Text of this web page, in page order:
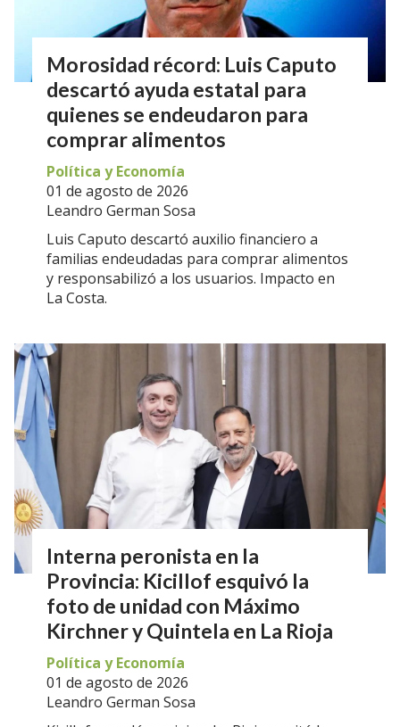
Morosidad récord: Luis Caputo
descartó ayuda estatal para
quienes se endeudaron para
comprar alimentos
Leandro German Sosa
Política y Economía
01 de agosto de 2026
Luis Caputo descartó auxilio financiero a
familias endeudadas para comprar alimentos
y responsabilizó a los usuarios. Impacto en
La Costa.
Interna peronista en la
Provincia: Kicillof esquivó la
foto de unidad con Máximo
Kirchner y Quintela en La Rioja
Leandro German Sosa
Política y Economía
01 de agosto de 2026